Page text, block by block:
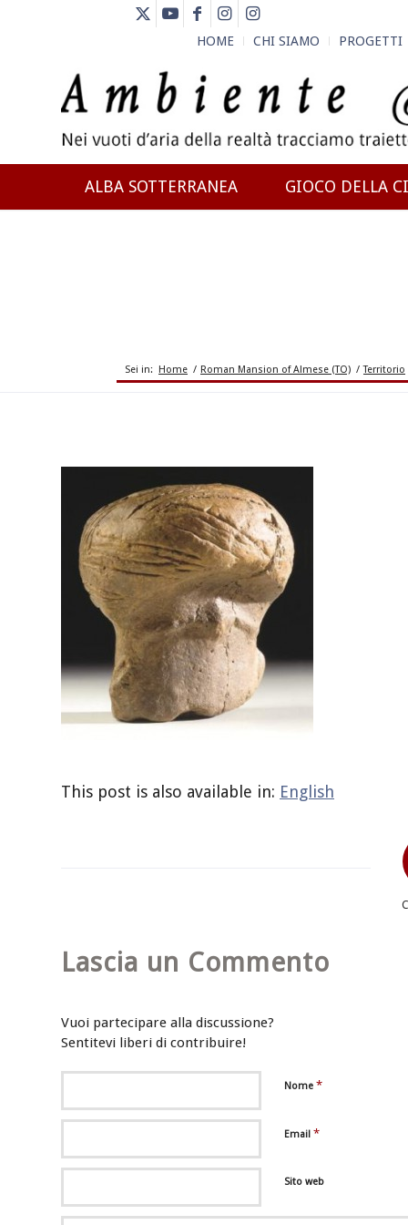
HOME CHI SIAMO PROGETTI
ALBA SOTTERRANEA GIOCO DELLA
Sei in: Home / Roman Mansion of Almese (TO) / Territorio
This post is also available in: English
Lascia un Commento
Vuoi partecipare alla discussione?
Sentitevi liberi di contribuire!
Nome *
Email *
Sito web